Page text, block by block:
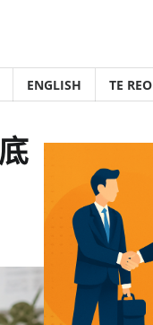
ENGLISH TE REO